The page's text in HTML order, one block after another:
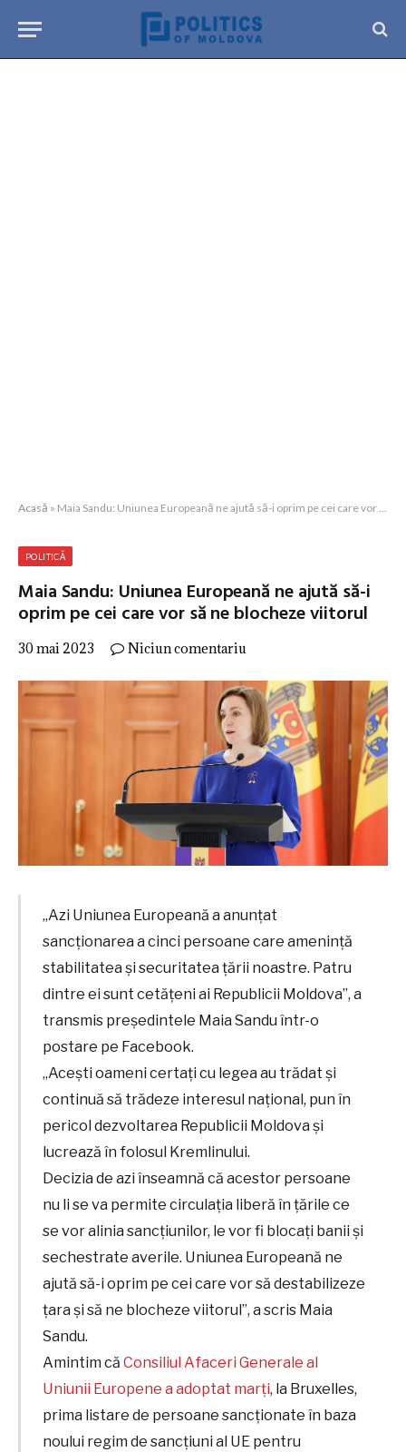
Acasă » Maia Sandu: Uniunea Europeană ne ajută să-i oprim pe cei care vor să ne blocheze viitorul
POLITICĂ
Maia Sandu: Uniunea Europeană ne ajută să-i
oprim pe cei care vor să ne blocheze viitorul
30 mai 2023 Niciun comentariu
„Azi Uniunea Europeană a anunțat
sancționarea a cinci persoane care amenință
stabilitatea și securitatea țării noastre. Patru
dintre ei sunt cetățeni ai Republicii Moldova”, a
transmis președintele Maia Sandu într-o
postare pe Facebook.
„Acești oameni certați cu legea au trădat și
continuă să trădeze interesul național, pun în
pericol dezvoltarea Republicii Moldova și
lucrează în folosul Kremlinului.
Decizia de azi înseamnă că acestor persoane
nu li se va permite circulația liberă în țările ce
se vor alinia sancțiunilor, le vor fi blocați banii și
sechestrate averile. Uniunea Europeană ne
ajută să-i oprim pe cei care vor să destabilizeze
țara și să ne blocheze viitorul”, a scris Maia
Sandu.
Amintim căConsiliul Afaceri Generale al
Uniunii Europene a adoptat marți, la Bruxelles,
prima listare de persoane sancționate în baza
noului regim de sancțiuni al UE pentru